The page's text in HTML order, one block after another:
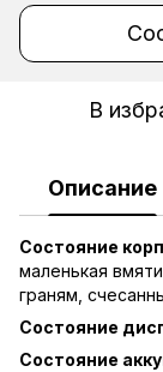
В
Описание
Состояние
маленькая
граням,
Состояние
Состояние